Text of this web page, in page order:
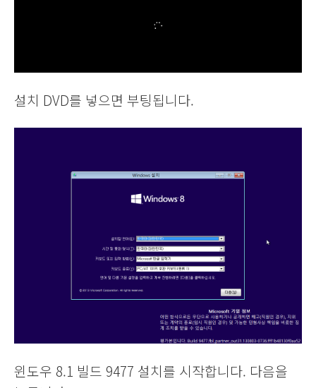
설치 DVD를 넣으면 부팅됩니다.
윈도우 8.1 빌드 9477 설치를 시작합니다. 다음을